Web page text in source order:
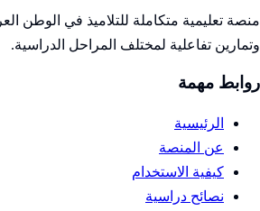
منصة تعليمية متكاملة للتلاميذ في الوطن
وتمارين تفاعلية لمختلف المراحل الدراسية.
روابط مهمة
الرئيسية
عن المنصة
كيفية الاستخدام
نصائح دراسية